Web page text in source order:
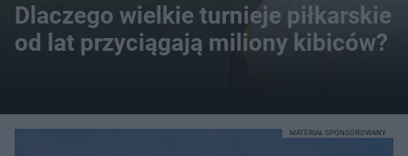
Dlaczego wielkie turnieje piłkarskie
od lat przyciągają miliony kibiców?
MATERIAŁ SPONSOROWANY